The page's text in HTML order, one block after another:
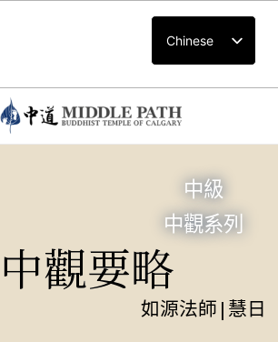
Chinese
中級
中觀系列
中觀要略
如源法師 | 慧日